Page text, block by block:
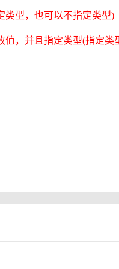
类型，也可以不指定类型)
值，并且指定类型(指定类